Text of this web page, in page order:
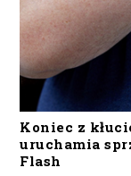
Koniec z
uruchamia
Flash